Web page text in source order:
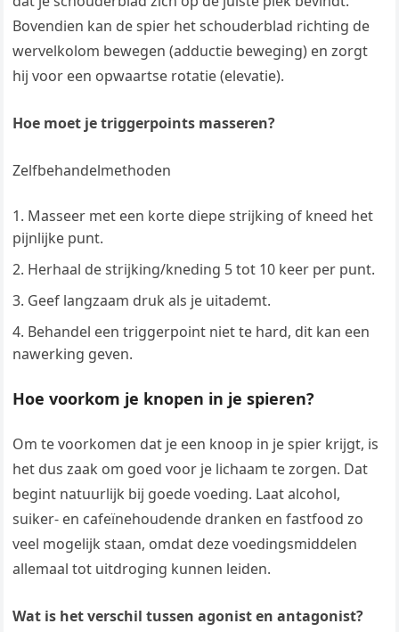
Bovendien kan de spier het schouderblad richting de
wervelkolom bewegen (adductie beweging) en zorgt
hij voor een opwaartse rotatie (elevatie).
Hoe moet je triggerpoints masseren?
Zelfbehandelmethoden
Masseer met een korte diepe strijking of kneed het
pijnlijke punt.
Herhaal de strijking/kneding 5 tot 10 keer per punt.
Geef langzaam druk als je uitademt.
Behandel een triggerpoint niet te hard, dit kan een
nawerking geven.
Hoe voorkom je knopen in je spieren?
Om te voorkomen dat je een knoop in je spier krijgt, is
het dus zaak om goed voor je lichaam te zorgen. Dat
begint natuurlijk bij goede voeding. Laat alcohol,
suiker- en cafeïnehoudende dranken en fastfood zo
veel mogelijk staan, omdat deze voedingsmiddelen
allemaal tot uitdroging kunnen leiden.
Wat is het verschil tussen agonist en antagonist?